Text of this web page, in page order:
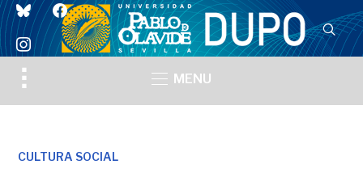
blueskyfacebook
instagram
Toggle
sidebar
MENU
CULTURA SOCIAL